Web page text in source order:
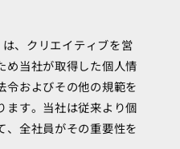
、クリエイティブを営
め当社が取得した個人情
令およびその他の規範を
ます。当社は従来より個
、全社員がその重要性を